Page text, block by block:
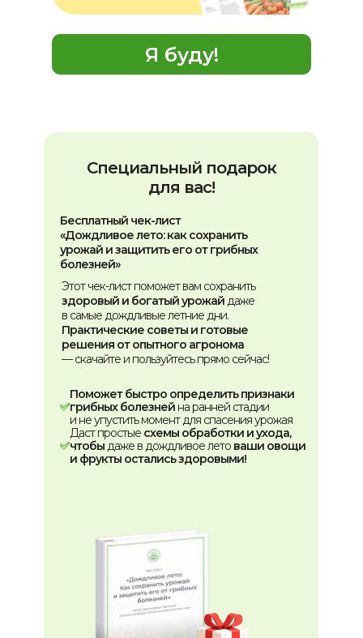
Я буду!
Специальный подарок
для вас!
Этот чек-лист поможет вам сохранить
здоровый и богатый урожай даже
в самые дождливые летние дни.
Практические советы и готовые
решения от опытного агронома
— скачайте и пользуйтесь прямо сейчас!
Бесплатный чек-лист
«Дождливое лето: как сохранить
урожай и защитить его от грибных
болезней»
Поможет быстро определить признаки
грибных болезней на ранней стадии
и не упустить момент для спасения урожая
Даст простые схемы обработки и ухода,
чтобы даже в дождливое лето ваши овощи
и фрукты остались здоровыми!